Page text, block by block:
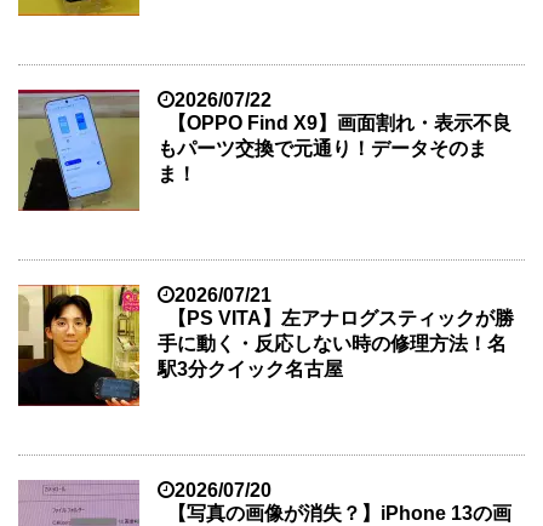
2026/07/22
【OPPO Find X9】画面割れ・表示不良
もパーツ交換で元通り！データそのま
ま！
2026/07/21
【PS VITA】左アナログスティックが勝
手に動く・反応しない時の修理方法！名
駅3分クイック名古屋
2026/07/20
【写真の画像が消失？】iPhone 13の画